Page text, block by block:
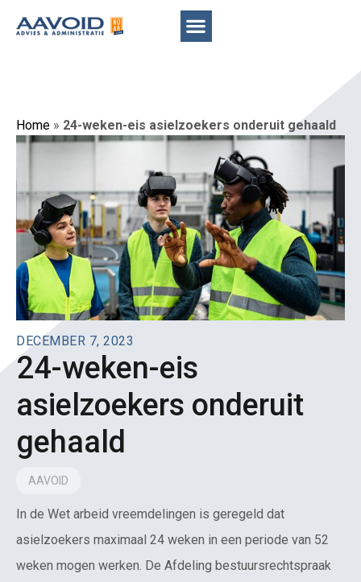
Home » 24-weken-eis asielzoekers onderuit gehaald
DECEMBER 7, 2023
24-weken-eis
asielzoekers onderuit
gehaald
AAVOID
In de Wet arbeid vreemdelingen is geregeld dat
asielzoekers maximaal 24 weken in een periode van 52
weken mogen werken. De Afdeling bestuursrechtspraak